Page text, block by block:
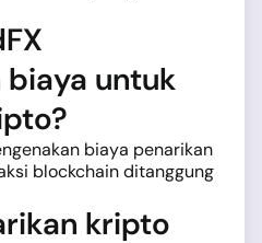
biaya untuk
biaya penarikan
blockchain ditanggung
kripto